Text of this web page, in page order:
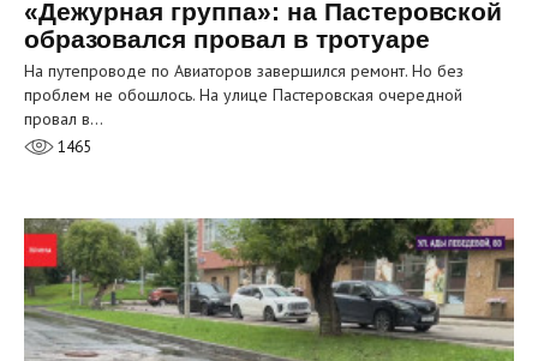
«Дежурная группа»: на Пастеровской
образовался провал в тротуаре
На путепроводе по Авиаторов завершился ремонт. Но без
проблем не обошлось. На улице Пастеровская очередной
провал в…
1465